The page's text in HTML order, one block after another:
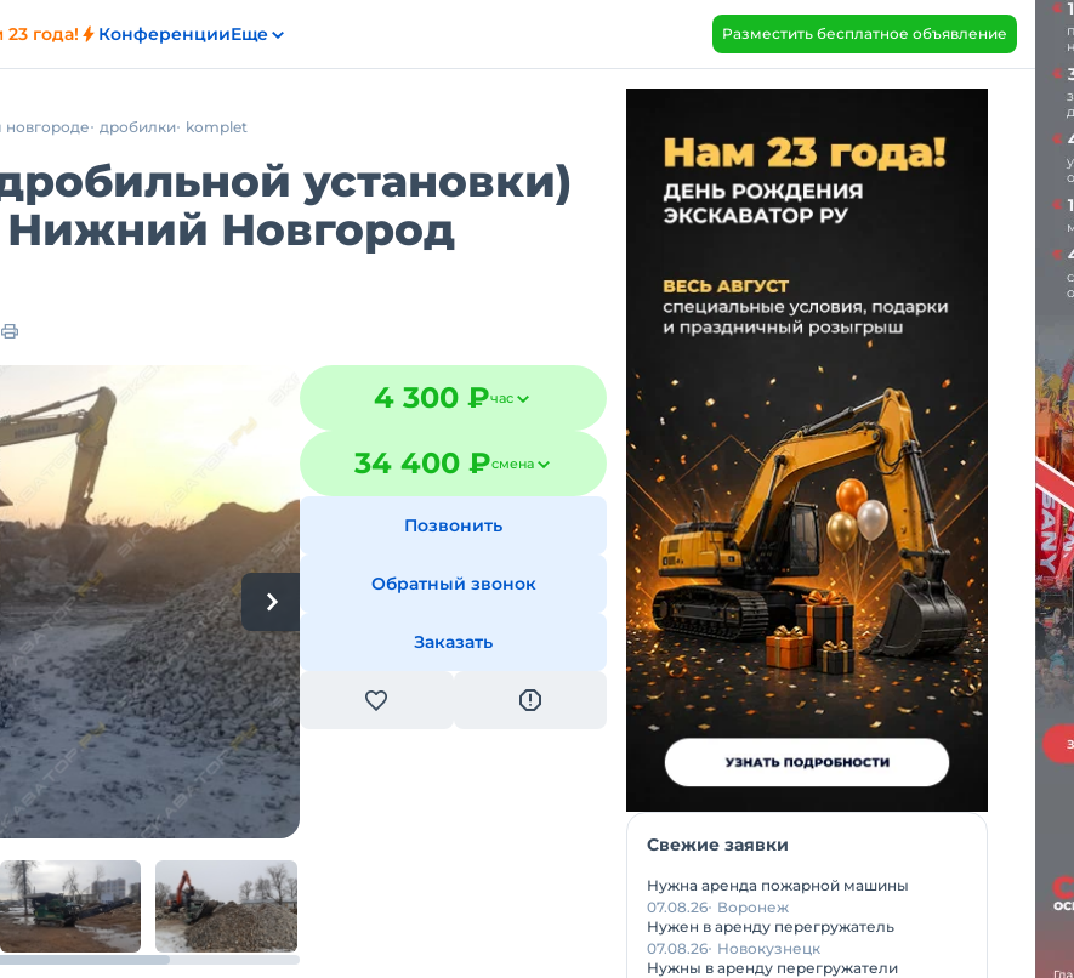
23 года! КонференцииЕще Разместить бесплатное объявление
дробилки komplet
установки)
Нижний Новгород
4 300 ₽час
34 400 ₽смена
Позвонить
Обратный звонок
Заказать
Свежие заявки
Нужна аренда пожарной машины
07.08.26 Воронеж
Нужен в аренду перегружатель
07.08.26 Новокузнецк
Нужны в аренду перегружатели